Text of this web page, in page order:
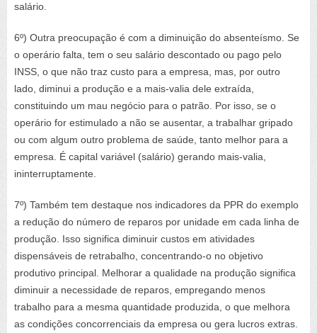
salário.
6º) Outra preocupação é com a diminuição do absenteísmo. Se
o operário falta, tem o seu salário descontado ou pago pelo
INSS, o que não traz custo para a empresa, mas, por outro
lado, diminui a produção e a mais-valia dele extraída,
constituindo um mau negócio para o patrão. Por isso, se o
operário for estimulado a não se ausentar, a trabalhar gripado
ou com algum outro problema de saúde, tanto melhor para a
empresa. É capital variável (salário) gerando mais-valia,
ininterruptamente.
7º) Também tem destaque nos indicadores da PPR do exemplo
a redução do número de reparos por unidade em cada linha de
produção. Isso significa diminuir custos em atividades
dispensáveis de retrabalho, concentrando-o no objetivo
produtivo principal. Melhorar a qualidade na produção significa
diminuir a necessidade de reparos, empregando menos
trabalho para a mesma quantidade produzida, o que melhora
as condições concorrenciais da empresa ou gera lucros extras.